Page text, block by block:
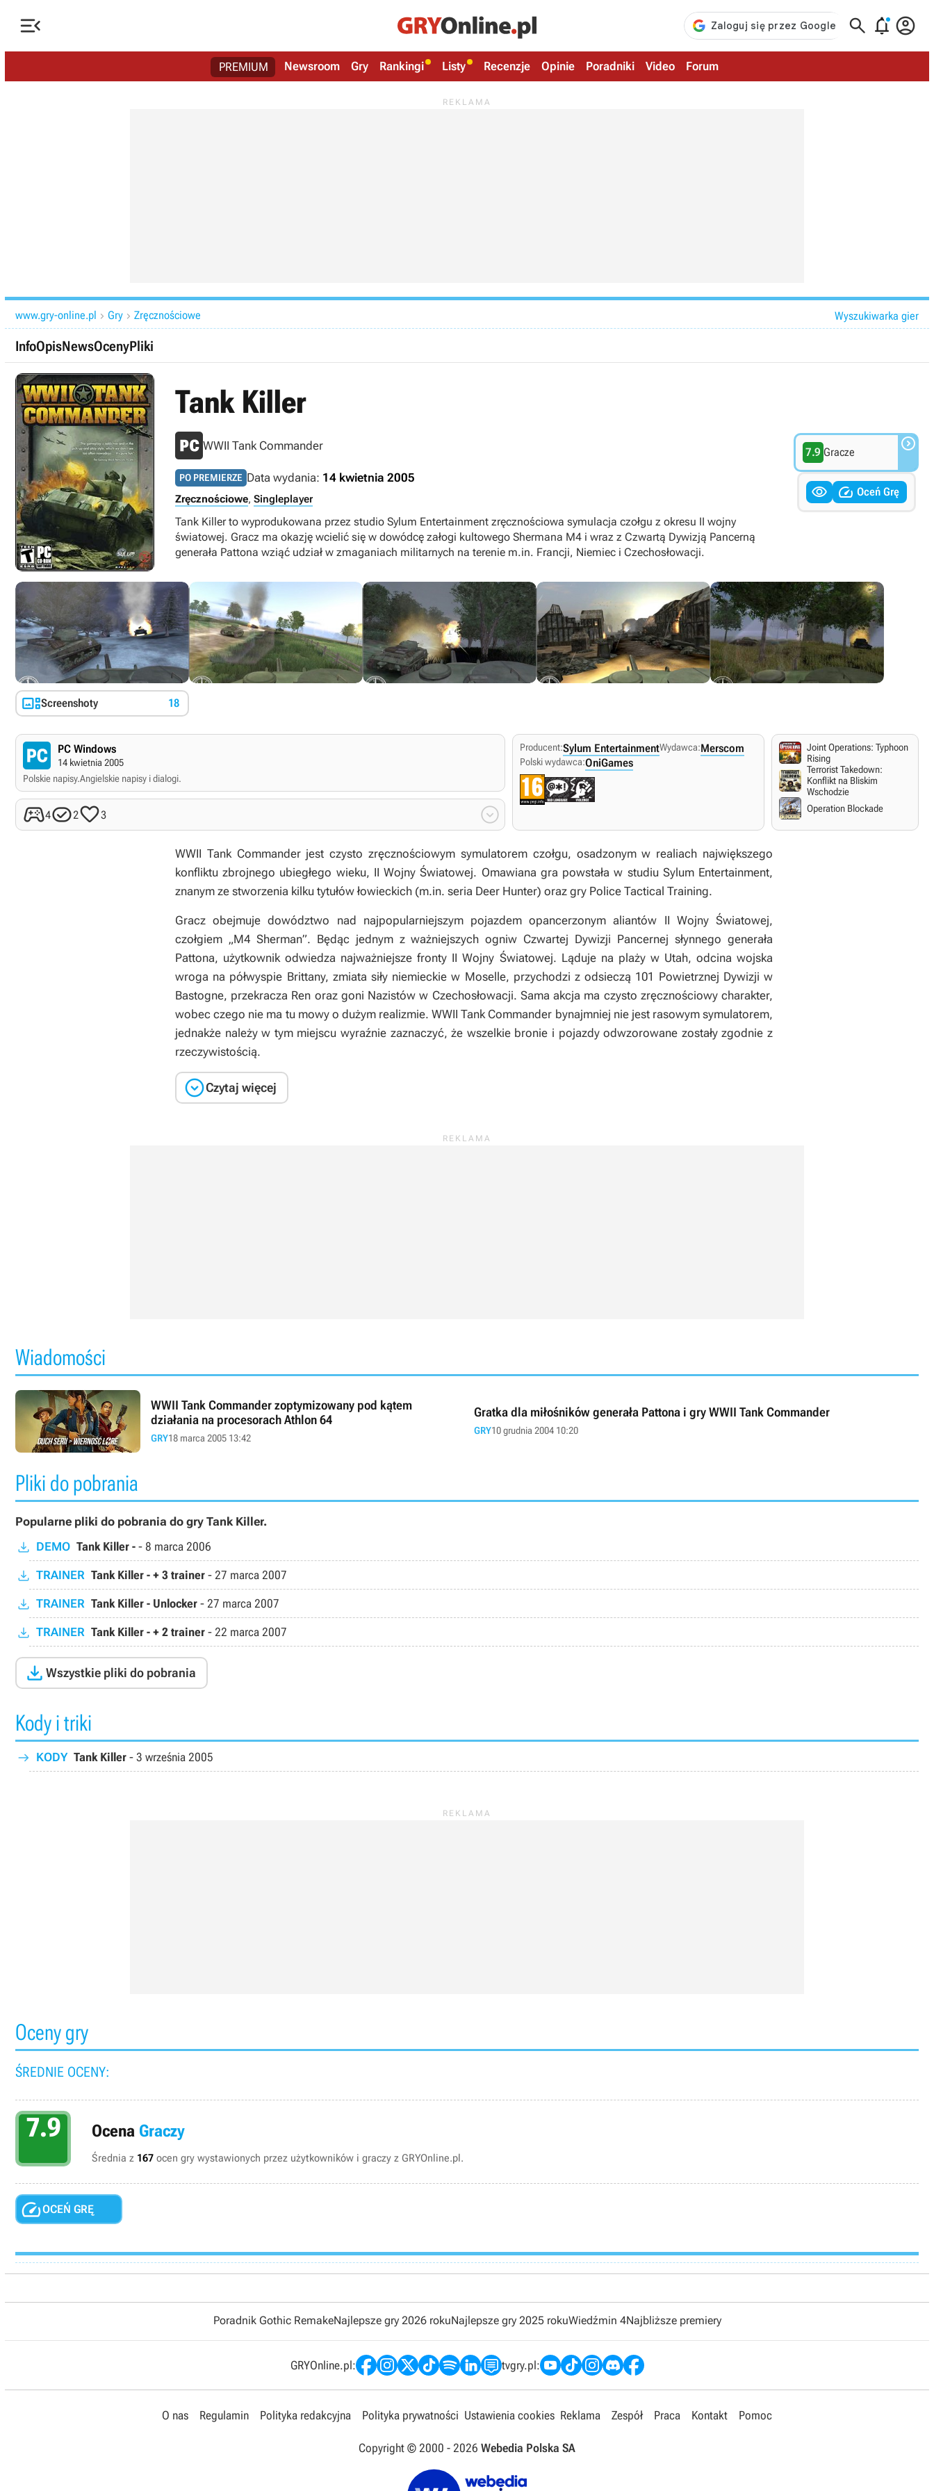
   
PREMIUM Newsroom Gry Rankingi Listy Recenzje Opinie Poradniki Video Forum
www.gry-online.pl  Gry  Zręcznościowe Wyszukiwarka gier
InfoOpisNewsOcenyPliki
Tank Killer
WWII Tank Commander
PO PREMIERZE Data wydania: 14 kwietnia 2005
Zręcznościowe, Singleplayer
Tank Killer to wyprodukowana przez studio Sylum Entertainment zręcznościowa symulacja czołgu z okresu II wojny
światowej. Gracz ma okazję wcielić się w dowódcę załogi kultowego Shermana M4 i wraz z Czwartą Dywizją Pancerną
generała Pattona wziąć udział w zmaganiach militarnych na terenie m.in. Francji, Niemiec i Czechosłowacji.
7.9 Gracze 
  Oceń Grę
Screenshoty 18
PC Windows
14 kwietnia 2005
Polskie napisy.Angielskie napisy i dialogi.
423 
Producent:Sylum EntertainmentWydawca:Merscom
Polski wydawca:OniGames
Joint Operations: Typhoon
Rising
Terrorist Takedown:
Konflikt na Bliskim
Wschodzie
Operation Blockade
WWII Tank Commanderjest czysto zręcznościowym symulatorem czołgu, osadzonym w realiach największego
konfliktu zbrojnego ubiegłego wieku, II Wojny Światowej. Omawiana gra powstała w studiu Sylum Entertainment,
znanym ze stworzenia kilku tytułów łowieckich (m.in. seria Deer Hunter) oraz gry Police Tactical Training.
Gracz obejmuje dowództwo nad najpopularniejszym pojazdem opancerzonym aliantów II Wojny Światowej,
czołgiem „M4 Sherman”. Będąc jednym z ważniejszych ogniw Czwartej Dywizji Pancernej słynnego generała
Pattona, użytkownik odwiedza najważniejsze fronty II Wojny Światowej. Ląduje na plaży w Utah, odcina wojska
wroga na półwyspie Brittany, zmiata siły niemieckie w Moselle, przychodzi z odsieczą 101 Powietrznej Dywizji w
Bastogne, przekracza Ren oraz goni Nazistów w Czechosłowacji. Sama akcja ma czysto zręcznościowy charakter,
wobec czego nie ma tu mowy o dużym realizmie.WWII Tank Commander bynajmniej nie jest rasowym symulatorem,
jednakże należy w tym miejscu wyraźnie zaznaczyć, że wszelkie bronie i pojazdy odwzorowane zostały zgodnie z
rzeczywistością.
Czytaj więcej
Wiadomości
WWII Tank Commander zoptymizowany pod kątem
działania na procesorach Athlon 64
GRY18 marca 2005 13:42
Gratka dla miłośników generała Pattona i gry WWII Tank Commander
GRY10 grudnia 2004 10:20
Pliki do pobrania
Popularne pliki do pobrania do gry Tank Killer.
DEMO Tank Killer - - 8 marca 2006
TRAINER Tank Killer - + 3 trainer - 27 marca 2007
TRAINER Tank Killer - Unlocker - 27 marca 2007
TRAINER Tank Killer - + 2 trainer - 22 marca 2007
 Wszystkie pliki do pobrania
Kody i triki
KODY Tank Killer - 3 września 2005
Oceny gry
ŚREDNIE OCENY:
7.9 Ocena Graczy
Średnia z 167 ocen gry wystawionych przez użytkowników i graczy z GRYOnline.pl.
OCEŃ GRĘ
Poradnik Gothic RemakeNajlepsze gry 2026 rokuNajlepsze gry 2025 rokuWiedźmin 4Najbliższe premiery
GRYOnline.pl: tvgry.pl:
O nas Regulamin Polityka redakcyjna Polityka prywatności Ustawienia cookies Reklama Zespół Praca Kontakt Pomoc
Copyright © 2000 - 2026 Webedia Polska SA